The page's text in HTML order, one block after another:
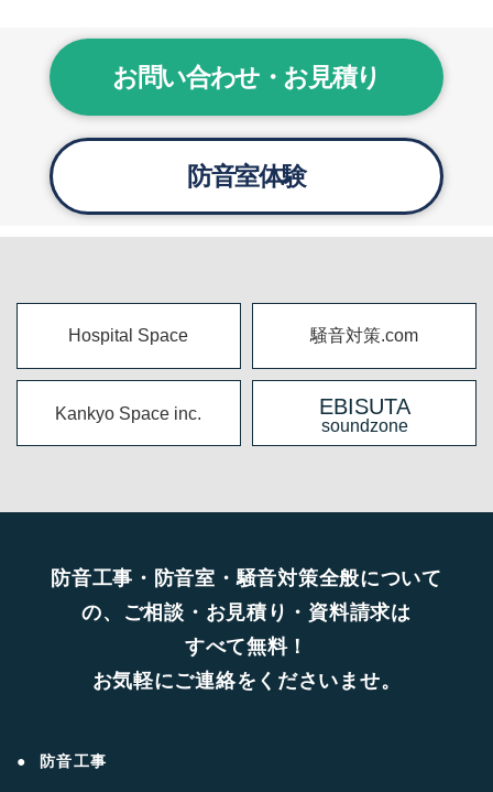
お問い合わせ・お見積り
防音室体験
Hospital Space 騒音対策.com
Kankyo Space inc. EBISUTA
soundzone
防音工事・防音室・騒音対策全般について
の、ご相談・お見積り・資料請求は
すべて無料！
お気軽にご連絡をくださいませ。
防音工事